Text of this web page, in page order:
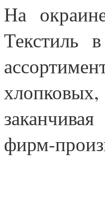
На
Текстиль
фирм-